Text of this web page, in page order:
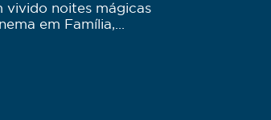
vivido noites mágicas
em Família,...